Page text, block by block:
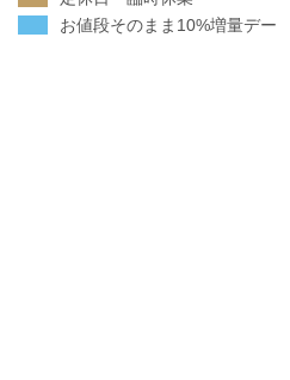
お値段そのまま10%増量デー